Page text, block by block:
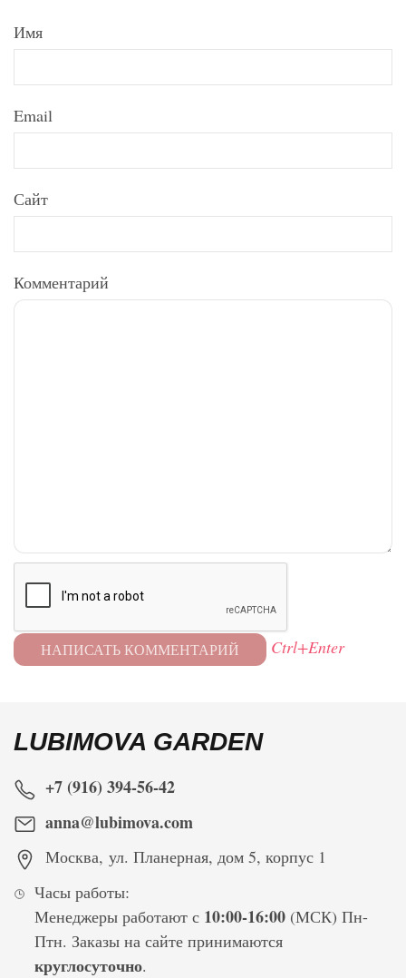
Имя
Email
Сайт
Комментарий
Ctrl+Enter
LUBIMOVA GARDEN
+7 (916) 394-56-42
anna@lubimova.com
Москва, ул. Планерная, дом 5, корпус 1
Часы работы:
Менеджеры работают с 10:00-16:00(МСК) Пн-
Птн. Заказы на сайте принимаются
круглосуточно.